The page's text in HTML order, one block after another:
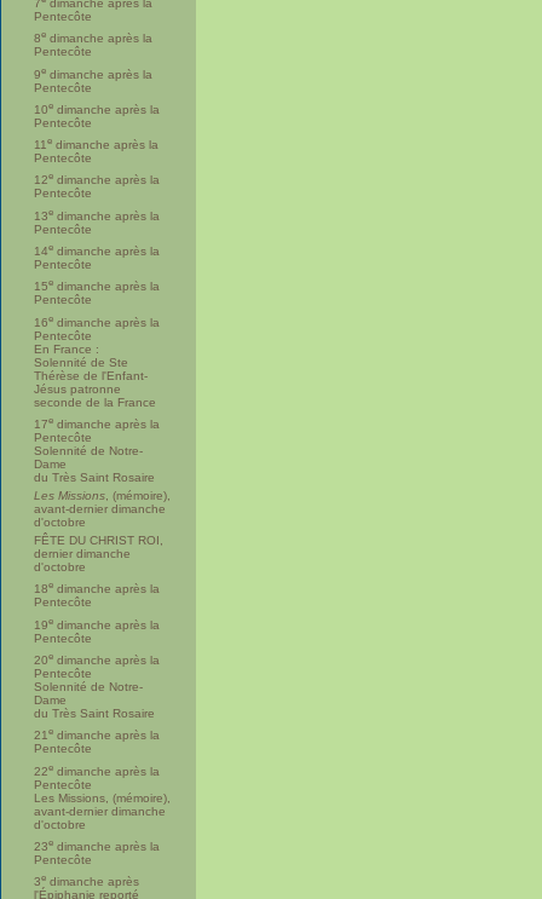
7
dimanche après la
Pentecôte
8e dimanche après la
Pentecôte
9e dimanche après la
Pentecôte
10e dimanche après la
Pentecôte
11 e dimanche après la
Pentecôte
12e dimanche après la
Pentecôte
13e dimanche après la
Pentecôte
14e dimanche après la
Pentecôte
15e dimanche après la
Pentecôte
16e dimanche après la
Pentecôte
En France :
Solennité de Ste
Thérèse de l'Enfant-
Jésus patronne
seconde de la France
17e dimanche après la
Pentecôte
Solennité de Notre-
Dame
du Très Saint Rosaire
Les Missions , (mémoire),
avant-dernier dimanche
d'octobre
FÊTE DU CHRIST ROI,
dernier dimanche
d'octobre
18e dimanche après la
Pentecôte
19e dimanche après la
Pentecôte
20e dimanche après la
Pentecôte
Solennité de Notre-
Dame
du Très Saint Rosaire
21e dimanche après la
Pentecôte
22e dimanche après la
Pentecôte
Les Missions, (mémoire),
avant-dernier dimanche
d'octobre
23e dimanche après la
Pentecôte
3e dimanche après
l'Épiphanie reporté